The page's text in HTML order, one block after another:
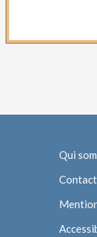
Qui
Contact